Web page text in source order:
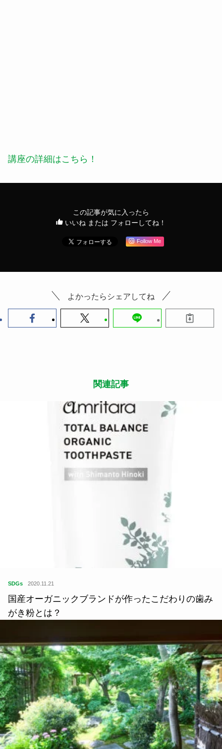
講座の詳細はこちら！
よかったらシェアしてね
関連記事
SDGs 2020.11.21